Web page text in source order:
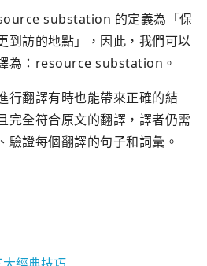
substation 的定義為「保
到訪的地點」，因此，我們可以
為：resource substation。
行翻譯有時也能帶來正確的結
完全符合原文的翻譯，譯者仍需
驗證每個翻譯的句子和詞彙。